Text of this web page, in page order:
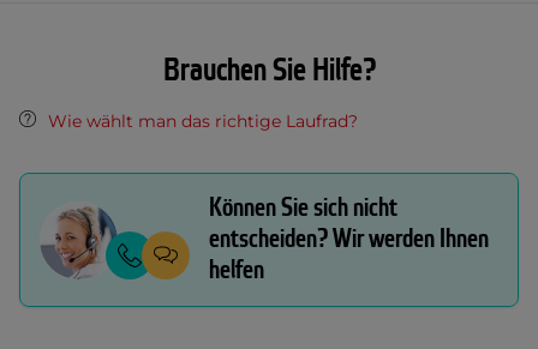
Brauchen Sie Hilfe?
Wie wählt man das richtige Laufrad?
Können Sie sich nicht
entscheiden? Wir werden Ihnen
helfen